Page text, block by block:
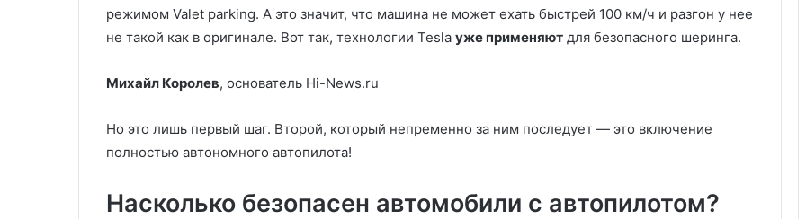
режимом Valet parking. А это значит, что машина не может ехать быстрей 100 км/ч и разгон у нее
не такой как в оригинале. Вот так, технологии Tesla уже применяют для безопасного шеринга.
Михайл Королев, основатель Hi-News.ru
Но это лишь первый шаг. Второй, который непременно за ним последует — это включение
полностью автономного автопилота!
Насколько безопасен автомобили с автопилотом?